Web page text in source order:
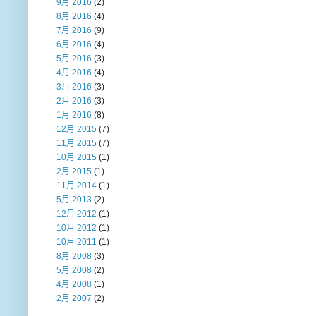
9月 2016 (2)
8月 2016 (4)
7月 2016 (9)
6月 2016 (4)
5月 2016 (3)
4月 2016 (4)
3月 2016 (3)
2月 2016 (3)
1月 2016 (8)
12月 2015 (7)
11月 2015 (7)
10月 2015 (1)
2月 2015 (1)
11月 2014 (1)
5月 2013 (2)
12月 2012 (1)
10月 2012 (1)
10月 2011 (1)
8月 2008 (3)
5月 2008 (2)
4月 2008 (1)
2月 2007 (2)